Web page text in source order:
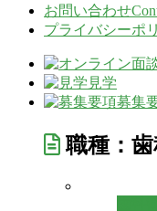
お問い合わせ
プライバシーポ
見学
募集
職種：